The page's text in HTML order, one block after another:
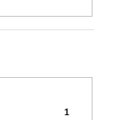
1